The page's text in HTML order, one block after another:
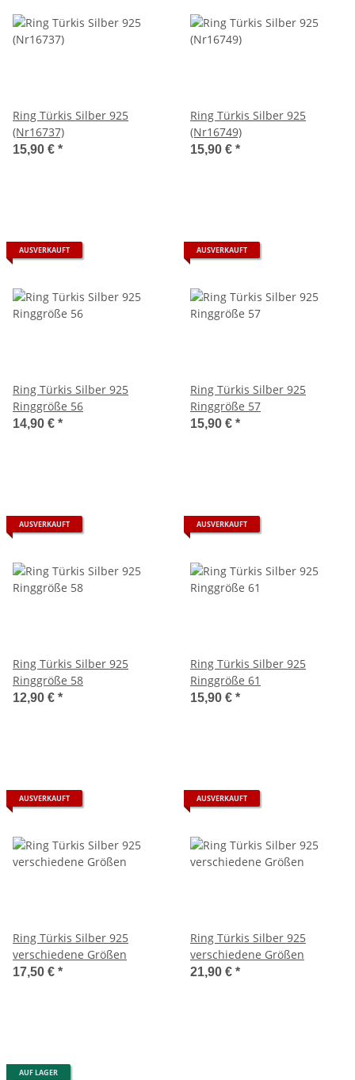
Ring Türkis Silber 925
(Nr16737)
15,90 € *
Ring Türkis Silber 925
(Nr16749)
15,90 € *
AUSVERKAUFT
Ring Türkis Silber 925
Ringgröße 56
14,90 € *
AUSVERKAUFT
Ring Türkis Silber 925
Ringgröße 57
15,90 € *
AUSVERKAUFT
Ring Türkis Silber 925
Ringgröße 58
12,90 € *
AUSVERKAUFT
Ring Türkis Silber 925
Ringgröße 61
15,90 € *
AUSVERKAUFT
Ring Türkis Silber 925
verschiedene Größen
17,50 € *
AUSVERKAUFT
Ring Türkis Silber 925
verschiedene Größen
21,90 € *
AUF LAGER